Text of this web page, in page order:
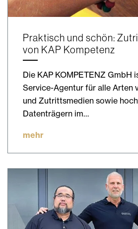
Praktisch und schön:
von KAP Kompetenz
Die KAP KOMPETENZ GmbH
Service-Agentur für alle Arten
und Zutrittsmedien sowie
Datenträgern im…
mehr